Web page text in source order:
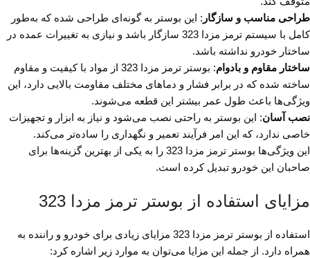
طراحی مناسب و سازگار : این بوستر به گونه‌ای طراحی شده که به‌طور
کامل با سیستم ترمز مزدا 323 سازگار باشد و نیازی به تغییرات عمده در
ساختار خودرو نداشته باشد.
ساختار مقاوم و بادوام
: بوستر ترمز مزدا 323 از مواد با کیفیت و مقاوم
ساخته شده که در برابر فشار و دماهای مختلف مقاومت بالایی دارد، این
ویژگی‌ها باعث طول عمر بیشتر این قطعه می‌شوند.
نصب آسان: این بوستر به راحتی نصب می‌شود و نیاز به ابزار و تجهیزات
خاصی ندارد، که این امر فرآیند تعمیر و نگهداری را ساده‌تر می‌کند.
این ویژگی‌ها بوستر ترمز مزدا 323 را به یکی از بهترین گزینه‌ها برای
صاحبان این خودرو تبدیل کرده است.
مزایای استفاده از بوستر ترمز مزدا 323
استفاده از بوستر ترمز مزدا 323 مزایای زیادی برای خودرو و راننده به
همراه دارد. از جمله این مزایا می‌توان به موارد زیر اشاره کرد: